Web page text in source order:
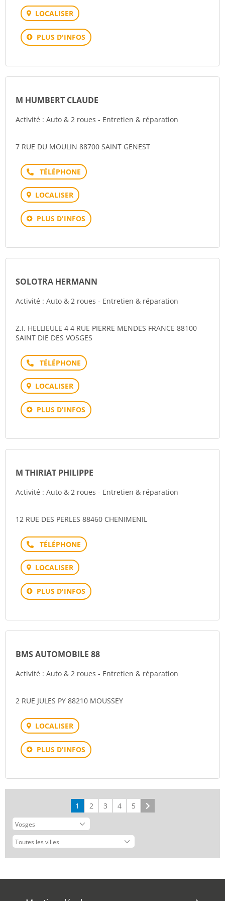
LOCALISER
PLUS D'INFOS
M HUMBERT CLAUDE
Activité : Auto & 2 roues - Entretien & réparation
7 RUE DU MOULIN 88700 SAINT GENEST
Téléphone
LOCALISER
PLUS D'INFOS
SOLOTRA HERMANN
Activité : Auto & 2 roues - Entretien & réparation
Z.I. HELLIEULE 4 4 RUE PIERRE MENDES FRANCE 88100
SAINT DIE DES VOSGES
Téléphone
LOCALISER
PLUS D'INFOS
M THIRIAT PHILIPPE
Activité : Auto & 2 roues - Entretien & réparation
12 RUE DES PERLES 88460 CHENIMENIL
Téléphone
LOCALISER
PLUS D'INFOS
BMS AUTOMOBILE 88
Activité : Auto & 2 roues - Entretien & réparation
2 RUE JULES PY 88210 MOUSSEY
LOCALISER
PLUS D'INFOS
1 2 3 4 5